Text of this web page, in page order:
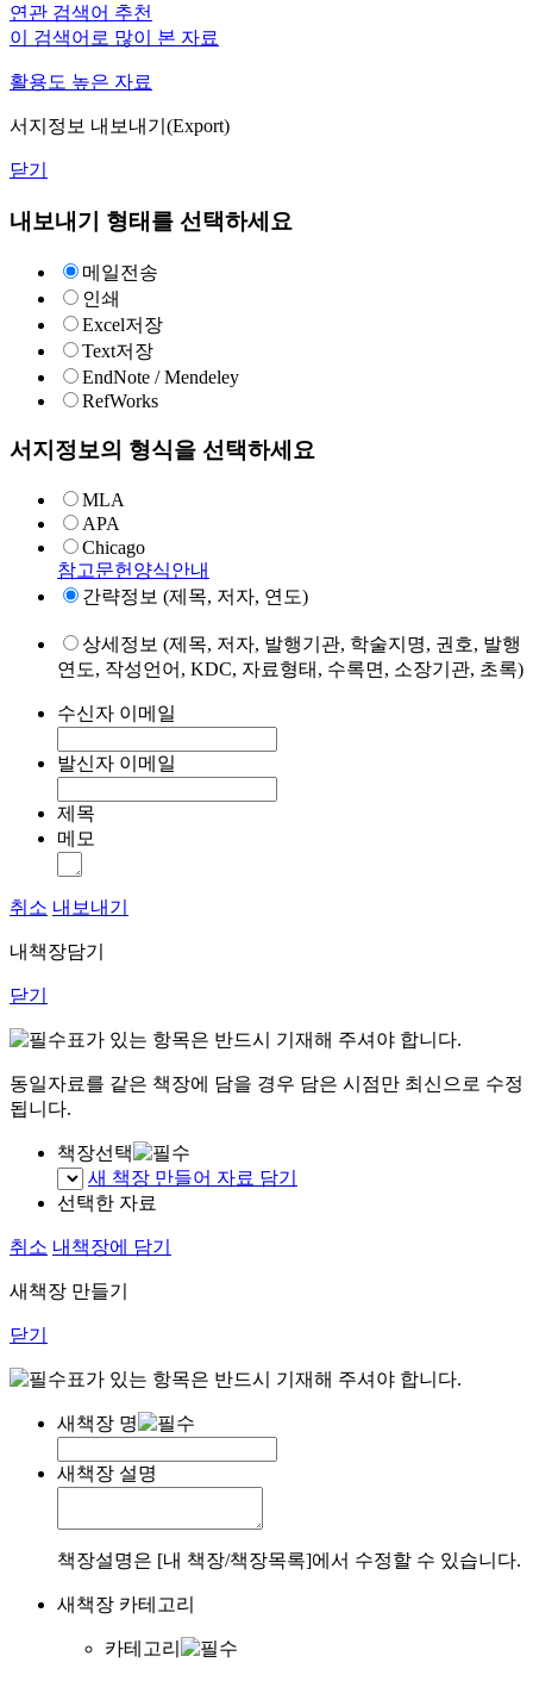
연관 검색어 추천
이 검색어로 많이 본 자료
활용도 높은 자료
서지정보 내보내기(Export)
닫기
내보내기 형태를 선택하세요
메일전송
인쇄
Excel저장
Text저장
EndNote / Mendeley
RefWorks
서지정보의 형식을 선택하세요
MLA
APA
Chicago
참고문헌양식안내
간략정보 (제목, 저자, 연도)
상세정보 (제목, 저자, 발행기관, 학술지명, 권호, 발행
연도, 작성언어, KDC, 자료형태, 수록면, 소장기관, 초록)
수신자 이메일
발신자 이메일
제목
메모
취소 내보내기
내책장담기
닫기
표가 있는 항목은 반드시 기재해 주셔야 합니다.
동일자료를 같은 책장에 담을 경우 담은 시점만 최신으로 수정
됩니다.
책장선택
새 책장 만들어 자료 담기
선택한 자료
취소 내책장에 담기
새책장 만들기
닫기
표가 있는 항목은 반드시 기재해 주셔야 합니다.
새책장 명
새책장 설명
책장설명은 [내 책장/책장목록]에서 수정할 수 있습니다.
새책장 카테고리
카테고리